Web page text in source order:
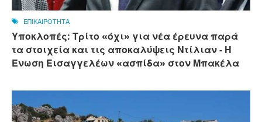
ΕΠΙΚΑΙΡΟΤΗΤΑ
Υποκλοπές: Τρίτο «όχι» για νέα έρευνα παρά
τα στοιχεία και τις αποκαλύψεις Ντίλιαν - Η
Ένωση Εισαγγελέων «ασπίδα» στον Μπακέλα